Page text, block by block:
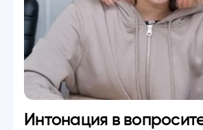
Интонация в